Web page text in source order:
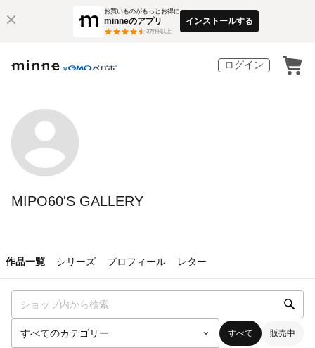
お買いものがもっとお得に
minneのアプリ
3万件以上
インストールする
ログイン
MIPO60'S GALLERY
作品一覧 シリーズ プロフィール レター
すべて 販売中